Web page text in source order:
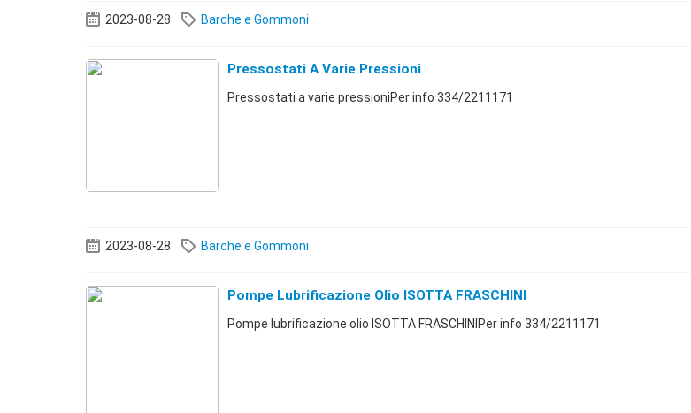
2023-08-28 Barche e Gommoni
Pressostati A Varie Pressioni
Pressostati a varie pressioniPer info 334/2211171
2023-08-28 Barche e Gommoni
Pompe Lubrificazione Olio ISOTTA FRASCHINI
Pompe lubrificazione olio ISOTTA FRASCHINIPer info 334/2211171